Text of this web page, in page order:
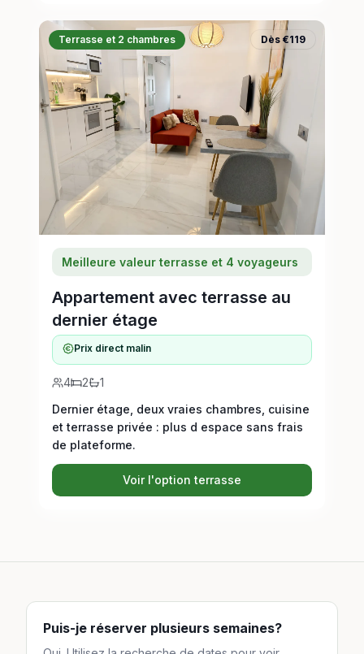
Terrasse et 2 chambres Dès €119
Meilleure valeur terrasse et 4 voyageurs
Appartement avec terrasse au
dernier étage
Prix direct malin
4 2
1
Dernier étage, deux vraies chambres, cuisine
et terrasse privée : plus d espace sans frais
de plateforme.
Voir l'option terrasse
Puis-je réserver plusieurs semaines?